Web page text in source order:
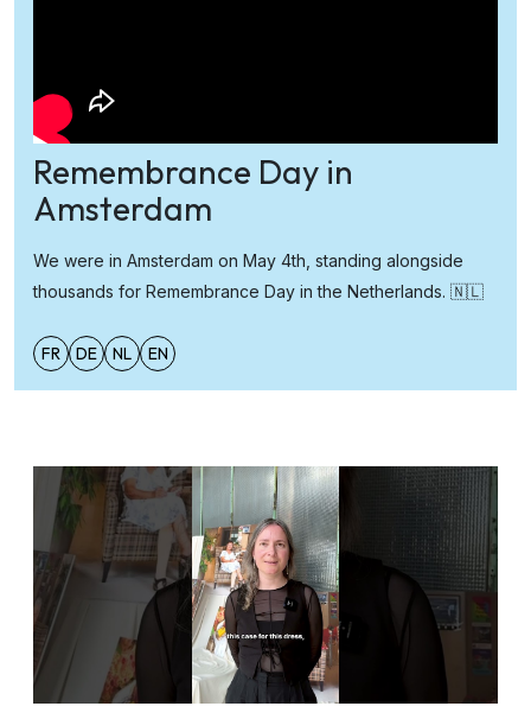
Remembrance Day in
Amsterdam
We were in Amsterdam on May 4th, standing alongside
thousands for Remembrance Day in the Netherlands. 🇳🇱
FR DE NL EN